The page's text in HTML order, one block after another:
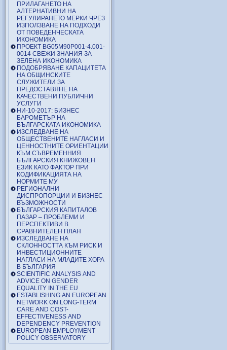
ПРИЛАГАНЕТО НА
АЛТЕРНАТИВНИ НА
РЕГУЛИРАНЕТО МЕРКИ ЧРЕЗ
ИЗПОЛЗВАНЕ НА ПОДХОДИ
ОТ ПОВЕДЕНЧЕСКАТА
ИКОНОМИКА
ПРОЕКТ BG05M90P001-4.001-
0014 СВЕЖИ ЗНАНИЯ ЗА
ЗЕЛЕНА ИКОНОМИКА
ПОДОБРЯВАНЕ КАПАЦИТЕТА
НА ОБЩИНСКИТЕ
СЛУЖИТЕЛИ ЗА
ПРЕДОСТАВЯНЕ НА
КАЧЕСТВЕНИ ПУБЛИЧНИ
УСЛУГИ
НИ-10-2017: БИЗНЕС
БАРОМЕТЪР НА
БЪЛГАРСКАТА ИКОНОМИКА
ИЗСЛЕДВАНЕ НА
ОБЩЕСТВЕНИТЕ НАГЛАСИ И
ЦЕННОСТНИТЕ ОРИЕНТАЦИИ
КЪМ СЪВРЕМЕННИЯ
БЪЛГАРСКИЯ КНИЖОВЕН
ЕЗИК КАТО ФАКТОР ПРИ
КОДИФИКАЦИЯТА НА
НОРМИТЕ МУ
РЕГИОНАЛНИ
ДИСПРОПОРЦИИ И БИЗНЕС
ВЪЗМОЖНОСТИ
БЪЛГАРСКИЯ КАПИТАЛОВ
ПАЗАР – ПРОБЛЕМИ И
ПЕРСПЕКТИВИ В
СРАВНИТЕЛЕН ПЛАН
ИЗСЛЕДВАНЕ НА
СКЛОННОСТТА КЪМ РИСК И
ИНВЕСТИЦИОННИТЕ
НАГЛАСИ НА МЛАДИТЕ ХОРА
В БЪЛГАРИЯ
SCIENTIFIC ANALYSIS AND
ADVICE ON GENDER
EQUALITY IN THE EU
ESTABLISHING AN EUROPEAN
NETWORK ON LONG-TERM
CARE AND COST-
EFFECTIVENESS AND
DEPENDENCY PREVENTION
EUROPEAN EMPLOYMENT
POLICY OBSERVATORY